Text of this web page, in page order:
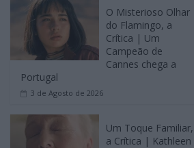
O Misterioso Olhar
do Flamingo, a
Crítica | Um
Campeão de
Cannes chega a
Portugal
3 de Agosto de 2026
Um Toque Familiar,
a Crítica | Kathleen